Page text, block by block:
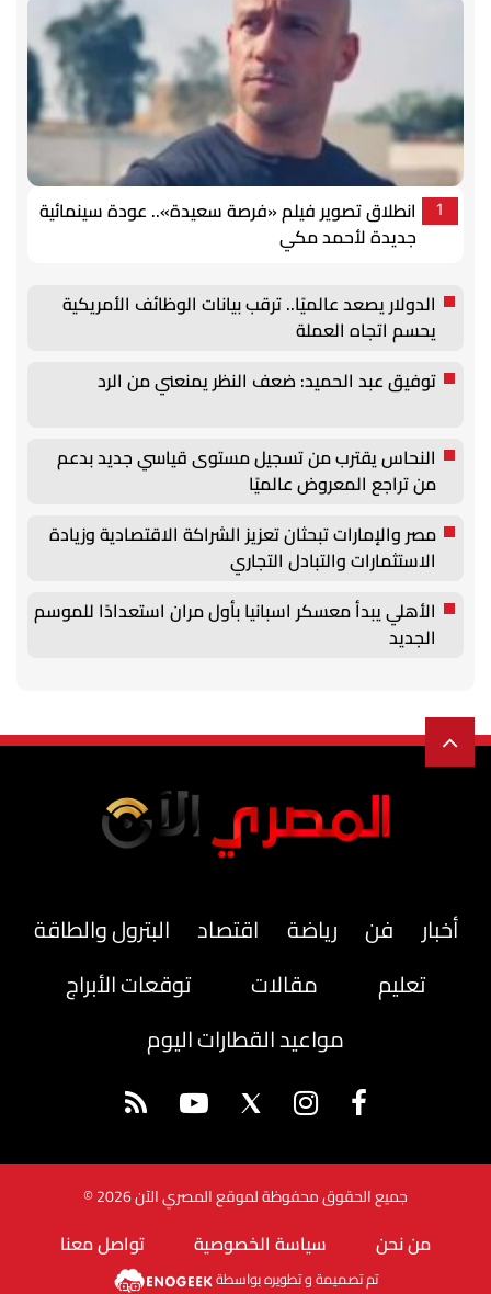
1
انطلاق تصوير فيلم «فرصة سعيدة».. عودة سينمائية
جديدة لأحمد مكي
الدولار يصعد عالميًا.. ترقب بيانات الوظائف الأمريكية
يحسم اتجاه العملة
توفيق عبد الحميد: ضعف النظر يمنعني من الرد
النحاس يقترب من تسجيل مستوى قياسي جديد بدعم
من تراجع المعروض عالميًا
مصر والإمارات تبحثان تعزيز الشراكة الاقتصادية وزيادة
الاستثمارات والتبادل التجاري
الأهلي يبدأ معسكر اسبانيا بأول مران استعدادًا للموسم
الجديد
أخبار فن رياضة اقتصاد
البترول والطاقة
تعليم
مقالات
توقعات الأبراج
مواعيد القطارات اليوم
جميع الحقوق محفوظة لموقع المصري الآن 2026 ©
من نحن سياسة الخصوصية تواصل معنا
تم تصميمة و تطويره بواسطة